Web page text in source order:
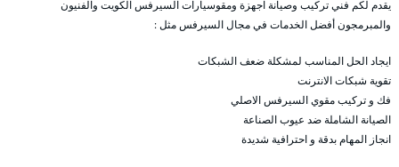
يقدم لكم فني تركيب وصيانة اجهزة ومقوسيارات السيرفس الكويت والفنيون
والمبرمجون أفضل الخدمات في مجال السيرفس مثل :
ايجاد الحل المناسب لمشكلة ضعف الشبكات
تقوية شبكات الانترنت
فك و تركيب مقوي السيرفس الاصلي
الصيانة الشاملة ضد عيوب الصناعة
انجاز المهام بدقة و احترافية شديدة